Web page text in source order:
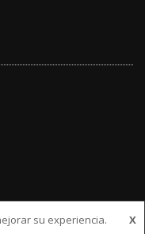
su experiencia.
X